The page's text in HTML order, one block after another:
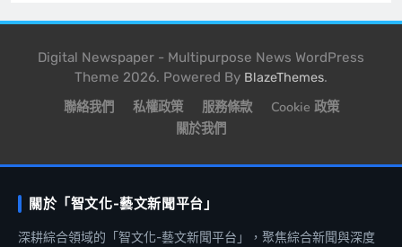
Digital Newspaper - Multipurpose News WordPress
Theme 2026. Powered By BlazeThemes.
聯絡我們 私權政策 服務條款
Cookie 政策
關於我們
關於「智文化-藝文新聞平台」
深耕綜合領域的「智文化-藝文新聞平台」，聚焦綜合新聞與深度